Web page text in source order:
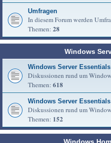
Umfragen
In diesem Forum werden
Themen: 28
Windows
Windows Server Essentials
Diskussionen rund um
Themen: 618
Windows Server Essentials
Diskussionen rund um
Themen: 152